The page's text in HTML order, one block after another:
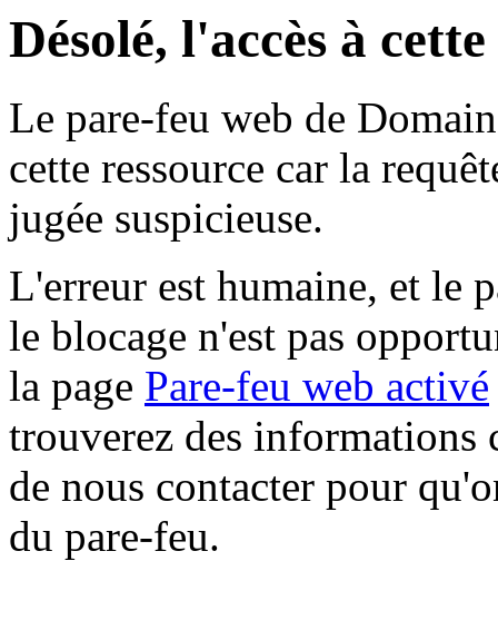
Désolé, l'accès à
Le pare-feu web de
cette ressource car la
jugée suspicieuse.
L'erreur est humaine, et le
le blocage n'est pas
la page Pare-feu web activé
trouverez des informations
de nous contacter pour
du pare-feu.